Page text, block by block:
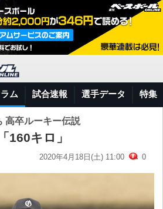
ム 試合速報 選手データ 特集
高卒ルーキー伝説
160キロ」
2020年4月18日(土) 11:00 0